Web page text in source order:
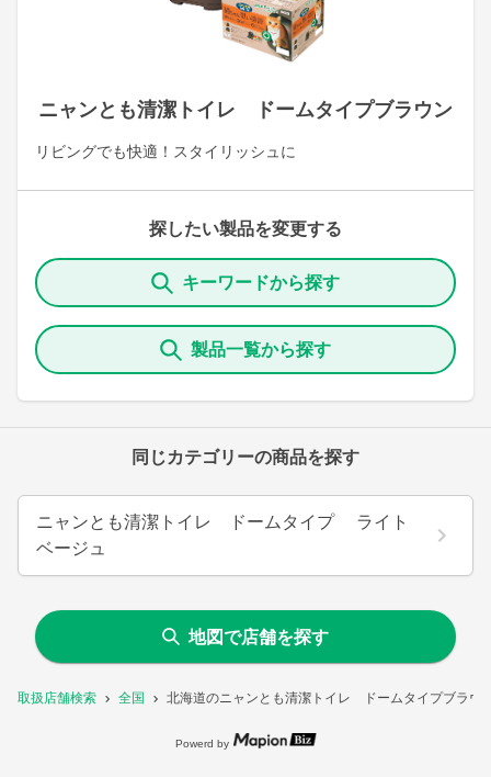
取扱店舗検索 全国 北海道のニャンとも清潔トイレ ドームタイプブラウ
ニャンとも清潔トイレ ドームタイプブラウン
リビングでも快適！スタイリッシュに
探したい製品を変更する
キーワードから探す
製品一覧から探す
同じカテゴリーの商品を探す
ニャンとも清潔トイレ ドームタイプ ライト
ベージュ
地図で店舗を探す
Powerd by